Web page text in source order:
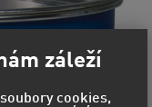
záleží
cookies,